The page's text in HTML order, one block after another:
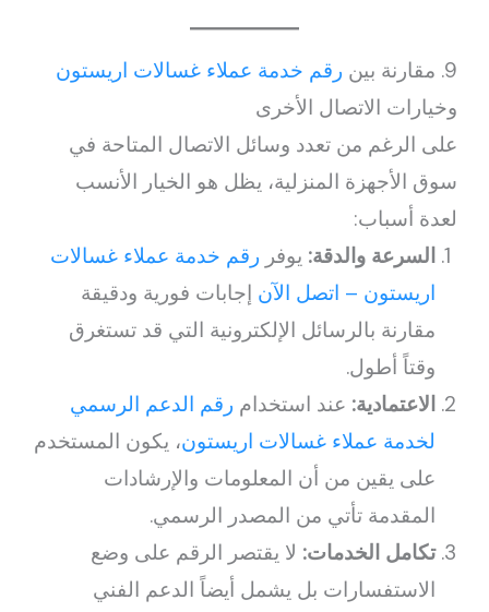
9. مقارنة بين
رقم خدمة عملاء غسالات اريستون
وخيارات الاتصال الأخرى
على الرغم من تعدد وسائل الاتصال المتاحة في
سوق الأجهزة المنزلية، يظل هو الخيار الأنسب
لعدة أسباب:
السرعة والدقة: يوفر رقم خدمة عملاء غسالات
اريستون – اتصل الآن إجابات فورية ودقيقة
مقارنة بالرسائل الإلكترونية التي قد تستغرق
وقتاً أطول.
الاعتمادية: عند استخدام رقم الدعم الرسمي
لخدمة عملاء غسالات اريستون، يكون المستخدم
على يقين من أن المعلومات والإرشادات
المقدمة تأتي من المصدر الرسمي.
تكامل الخدمات: لا يقتصر الرقم على وضع
الاستفسارات بل يشمل أيضاً الدعم الفني